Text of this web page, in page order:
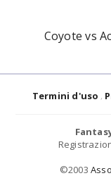
Coyote vs
Termini d'uso
©2003